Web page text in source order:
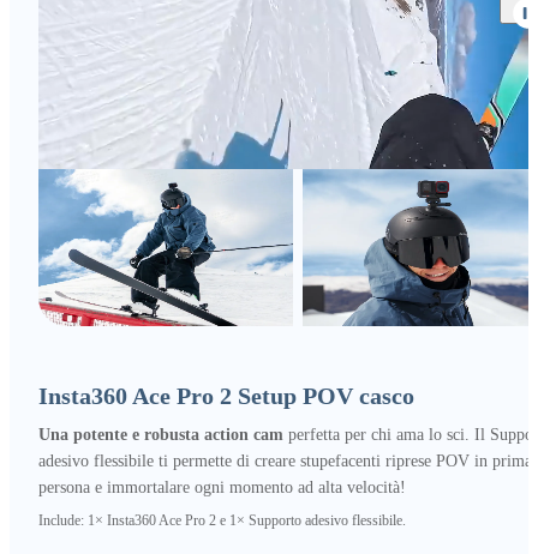
Insta360 Ace Pro 2 Setup POV casco
Una potente e robusta action cam perfetta per chi ama lo sci. Il
adesivo flessibile ti permette di creare stupefacenti riprese POV in prima
persona e immortalare ogni momento ad alta velocità!
Include: 1× Insta360 Ace Pro 2 e 1× Supporto adesivo flessibile.